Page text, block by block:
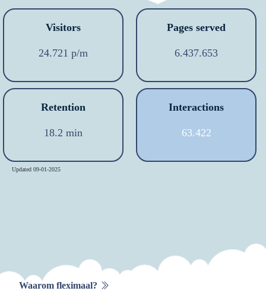
Visitors
24.721 p/m
Pages served
6.437.653
Retention
18.2 min
Interactions
63.422
Updated 09-01-2025
Waarom fleximaal?